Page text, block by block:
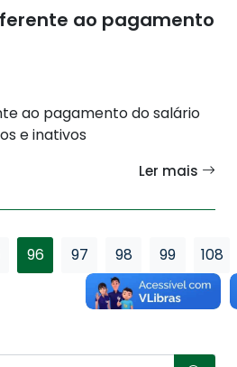
ao pagamento
ao pagamento do salário
e inativos
Ler mais
96 97 98 99 108